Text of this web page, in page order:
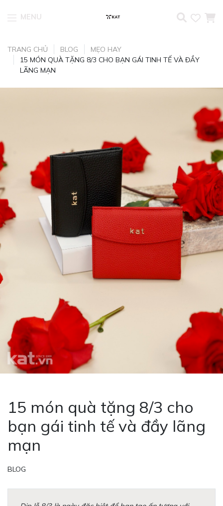
MENU
TRANG CHỦ BLOG
MẸO HAY
15 MÓN QUÀ TẶNG 8/3 CHO BẠN GÁI TINH TẾ VÀ ĐẦY
LÃNG MẠN
15 món quà tặng 8/3 cho
bạn gái tinh tế và đầy lãng
mạn
BLOG